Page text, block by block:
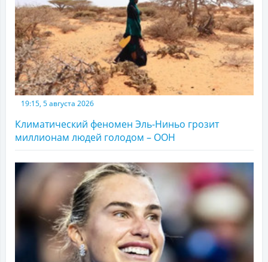
19:15, 5 августа 2026
Климатический феномен Эль-Ниньо грозит
миллионам людей голодом – ООН